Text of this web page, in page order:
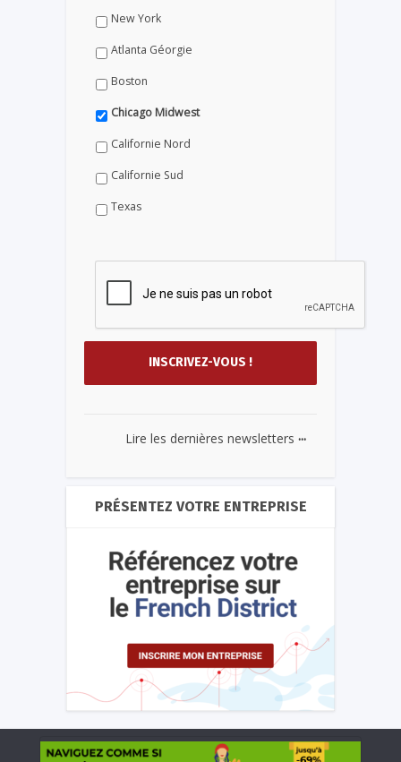
New York
Atlanta Géorgie
Boston
Chicago Midwest
Californie Nord
Californie Sud
Texas
Lire les dernières newsletters ...
PRÉSENTEZ VOTRE ENTREPRISE